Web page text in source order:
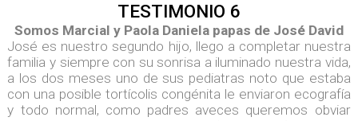
TESTIMONIO 6
Somos Marcial y Paola Daniela papas de José David
José es nuestro segundo hijo, llego a completar nuestra
familia y siempre con su sonrisa a iluminado nuestra vida,
a los dos meses uno de sus pediatras noto que estaba
con una posible tortícolis congénita le enviaron ecografía
y todo normal, como padres aveces queremos obviar